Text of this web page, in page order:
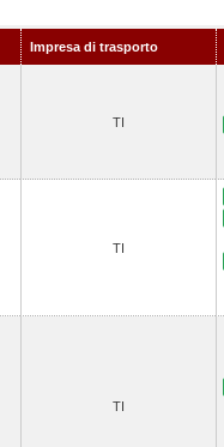
Impresa di trasporto
TI
TI
TI